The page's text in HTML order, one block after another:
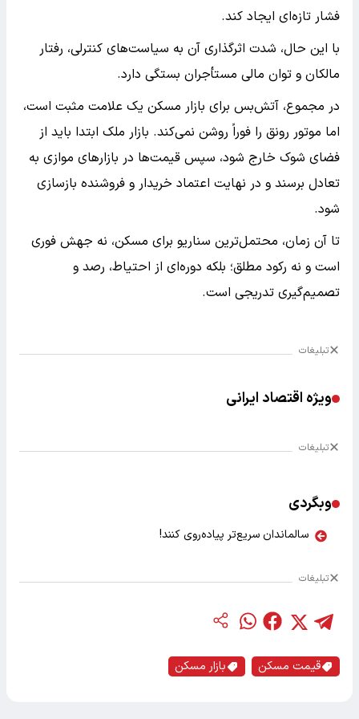
فشار تازه‌ای ایجاد کند.
با این حال، شدت اثرگذاری آن به سیاست‌های کنترلی، رفتار
مالکان و توان مالی مستأجران بستگی دارد.
در مجموع، آتش‌بس برای بازار مسکن یک علامت مثبت است،
اما موتور رونق را فوراً روشن نمی‌کند. بازار ملک ابتدا باید از
فضای شوک خارج شود، سپس قیمت‌ها در بازارهای موازی به
تعادل برسند و در نهایت اعتماد خریدار و فروشنده بازسازی
شود.
تا آن زمان، محتمل‌ترین سناریو برای مسکن، نه جهش فوری
است و نه رکود مطلق؛ بلکه دوره‌ای از احتیاط، رصد و
تصمیم‌گیری تدریجی است.
تبلیغات
ویژه اقتصاد ایرانی
تبلیغات
وبگردی
سالماندان سریع‌تر پیاده‌روی کنند!
تبلیغات
قیمت مسکن بازار مسکن